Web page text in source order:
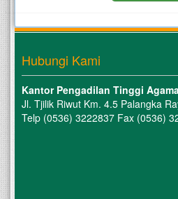
Hubungi Kami
Kantor Pengadilan Tinggi
Jl. Tjilik Riwut Km. 4.5 Palangka
Telp (0536) 3222837 Fax (0536)